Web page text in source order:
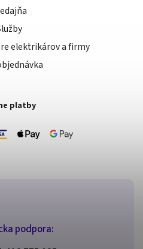
podpora:
elektrikárov a firmy
platby